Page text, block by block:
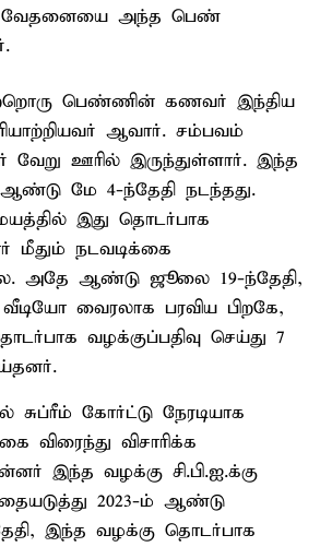
வேதனையை அந்த பெண்
பெண்ணின் கணவர் இந்திய
ஆவார். சம்பவம்
ஊரில் இருந்துள்ளார். இந்த
மே 4-ந்தேதி நடந்தது.
இது தொடர்பாக
மீதும் நடவடிக்கை
அதே ஆண்டு ஜூலை 19-ந்தேதி,
வைரலாக பரவிய பிறகே,
வழக்குப்பதிவு செய்து 7
சுப்ரீம் கோர்ட்டு நேரடியாக
விரைந்து விசாரிக்க
இந்த வழக்கு சி.பி.ஐ.க்கு
2023-ம் ஆண்டு
இந்த வழக்கு தொடர்பாக